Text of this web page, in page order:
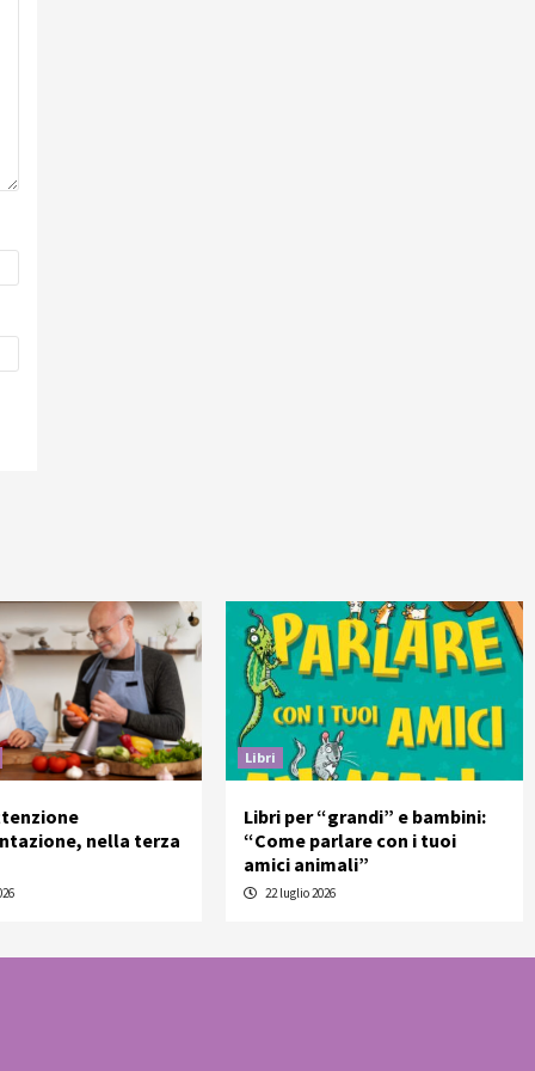
nella terza
Libri
Libri per “grandi” e bambini:
“Come parlare con i tuoi
amici animali”
22 luglio 2026